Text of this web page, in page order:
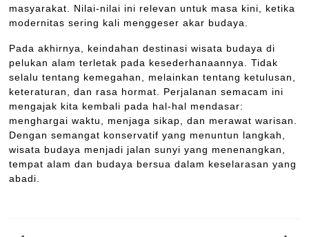
masyarakat. Nilai-nilai ini relevan untuk masa kini, ketika
modernitas sering kali menggeser akar budaya.
Pada akhirnya, keindahan destinasi wisata budaya di
pelukan alam terletak pada kesederhanaannya. Tidak
selalu tentang kemegahan, melainkan tentang ketulusan,
keteraturan, dan rasa hormat. Perjalanan semacam ini
mengajak kita kembali pada hal-hal mendasar:
menghargai waktu, menjaga sikap, dan merawat warisan.
Dengan semangat konservatif yang menuntun langkah,
wisata budaya menjadi jalan sunyi yang menenangkan,
tempat alam dan budaya bersua dalam keselarasan yang
abadi.